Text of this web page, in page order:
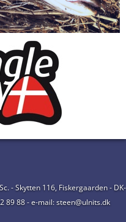
- Skytten 116, Fiskergaarden - DK-
89 88 - e-mail: steen@ulnits.dk